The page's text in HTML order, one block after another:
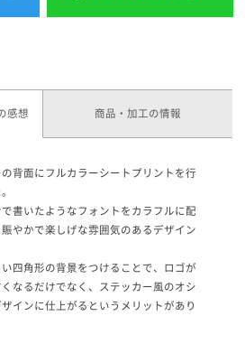
感想 商品・加工の情報
の背面にフルカラーシートプリントを行
で書いたようなフォントをカラフルに配
賑やかで楽しげな雰囲気のあるデザイン
い四角形の背景をつけることで、ロゴが
くなるだけでなく、ステッカー風のオシ
ザインに仕上がるというメリットがあり